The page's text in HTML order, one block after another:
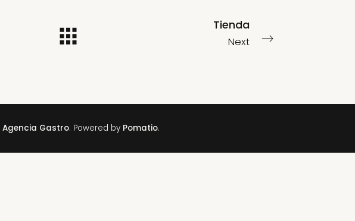
Tienda
Next
Agencia Gastro. Powered by Pomatio.